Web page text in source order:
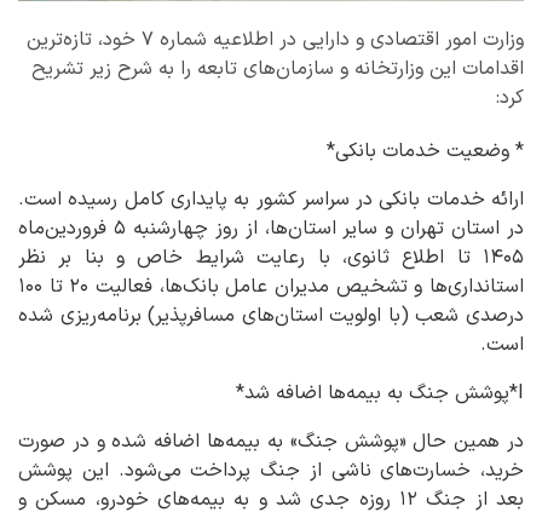
وزارت امور اقتصادی و دارایی در اطلاعیه شماره ۷ خود، تازه‌ترین
اقدامات این وزارتخانه و سازمان‌های تابعه را به شرح زیر تشریح
کرد:
* وضعیت خدمات بانکی*
ارائه خدمات بانکی در سراسر کشور به پایداری کامل رسیده است.
در استان تهران و سایر استان‌ها، از روز چهارشنبه ۵ فروردین‌ماه
۱۴۰۵ تا اطلاع ثانوی، با رعایت شرایط خاص و بنا بر نظر
استانداری‌ها و تشخیص مدیران عامل بانک‌ها، فعالیت ۲۰ تا ۱۰۰
درصدی شعب (با اولویت استان‌های مسافرپذیر) برنامه‌ریزی شده
است.
I*پوشش جنگ به بیمه‌ها اضافه شد*
در همین حال «پوشش جنگ» به بیمه‌ها اضافه شده و در صورت
خرید، خسارت‌های ناشی از جنگ پرداخت می‌شود. این پوشش
بعد از جنگ ۱۲ روزه جدی شد و به بیمه‌های خودرو، مسکن و